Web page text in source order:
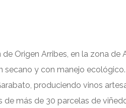
Origen Arribes, en la zona de
secano y con manejo ecológico.
produciendo vinos
más de 30 parcelas de